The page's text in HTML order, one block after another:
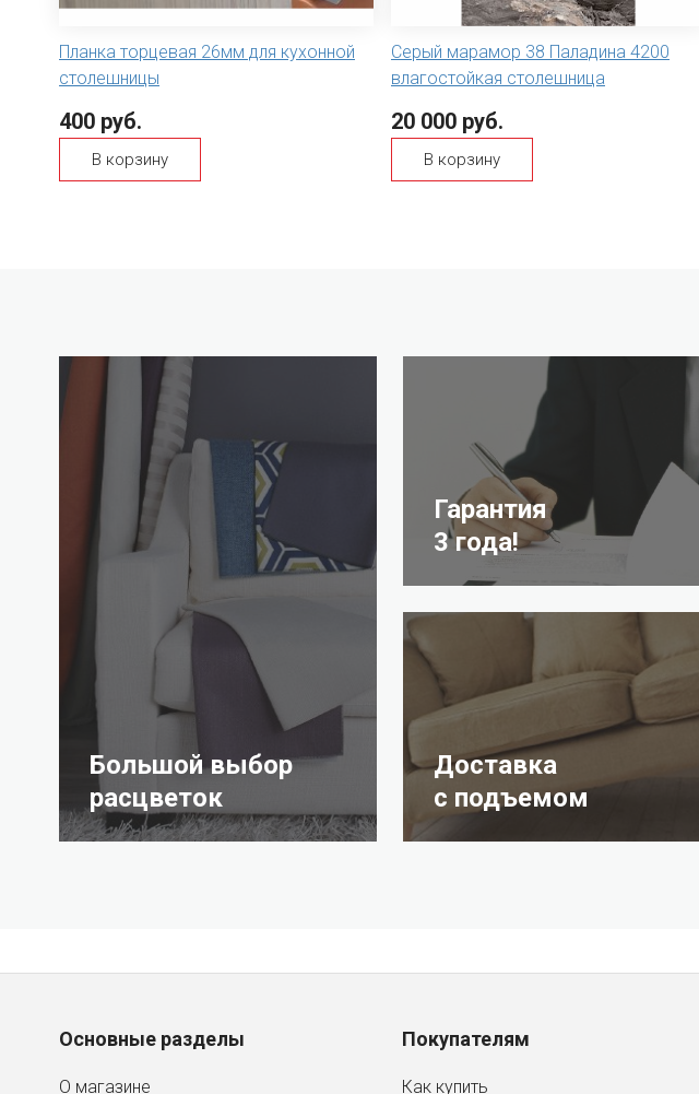
Планка торцевая 26мм для кухонной
столешницы
400 руб.
В корзину
Серый марамор 38 Паладина 4200
влагостойкая столешница
20 000 руб.
В корзину
Большой выбор
расцветок
Гарантия
3 года!
Доставка
с подъемом
Основные разделы
О магазине
Покупателям
Как купить